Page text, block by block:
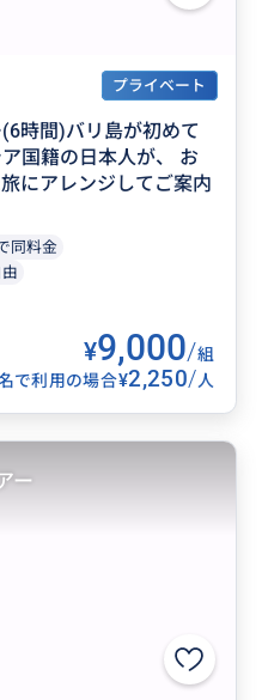
プライベート
時間)バリ島が初めて
国籍の日本人が、 お
にアレンジしてご案内
同料金
¥9,000/組
で利用の場合¥2,250/人
ー